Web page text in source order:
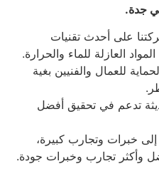
جدة.
على أحدث تقنيات
العازلة للماء والحرارة.
للعمال والفنيين بغية
تدعم في تحقيق أفضل
خبرات وتجارب كبيرة،
وأكثر تجارب وخبرات جودة.